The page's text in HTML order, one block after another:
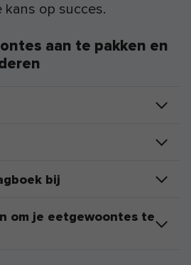
op succes.
aan te pakken en
bij
om je eetgewoontes te